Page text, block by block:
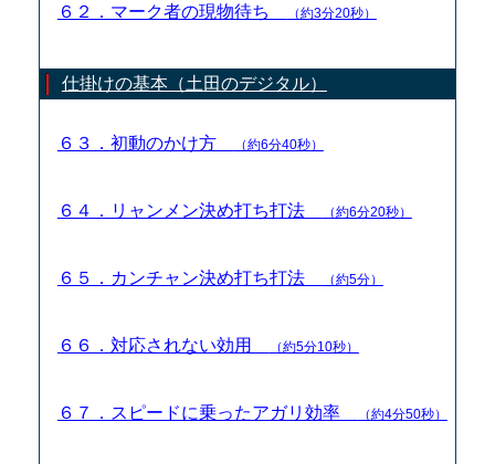
６２．マーク者の現物待ち （約3分20秒）
仕掛けの基本（土田のデジタル）
６３．初動のかけ方 （約6分40秒）
６４．リャンメン決め打ち打法 （約6分20秒）
６５．カンチャン決め打ち打法 （約5分）
６６．対応されない効用 （約5分10秒）
６７．スピードに乗ったアガリ効率 （約4分50秒）